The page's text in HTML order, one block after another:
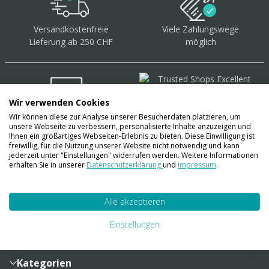
Versandkostenfreie
Lieferung ab 250 CHF
Viele Zahlungswege
möglich
Über 40.000 Artikel auf
Lager
Sendungsverfolgung
Zahlung und Versand
Lieferinformationen
Kategorien
Wir verwenden Cookies
Wir können diese zur Analyse unserer Besucherdaten platzieren, um
unsere Webseite zu verbessern, personalisierte Inhalte anzuzeigen und
Ihnen ein großartiges Webseiten-Erlebnis zu bieten. Diese Einwilligung ist
freiwillig, für die Nutzung unserer Website nicht notwendig und kann
jederzeit unter "Einstellungen" widerrufen werden. Weitere Informationen
erhalten Sie in unserer Datenschutzerklärungund Impressum.
Alle akzeptieren
Einstellungen